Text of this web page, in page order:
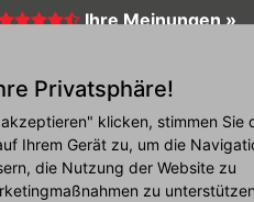
Privatsphäre!
klicken, stimmen Sie
Ihrem Gerät zu, um die
die Nutzung der Website zu
zu
Ihre Meinungen »